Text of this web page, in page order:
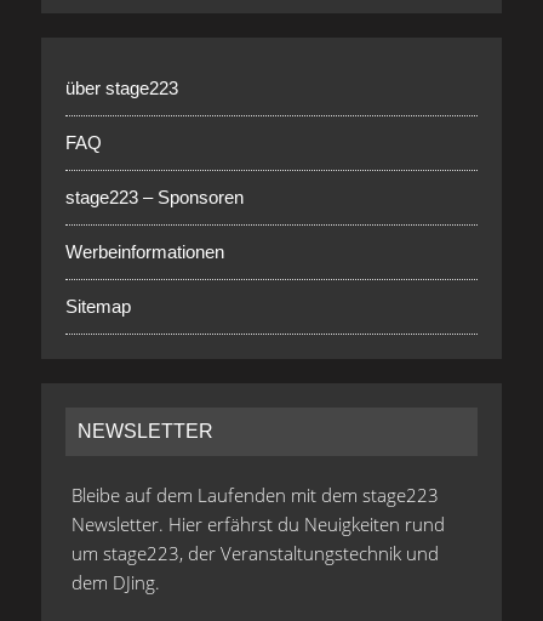
über stage223
FAQ
stage223 – Sponsoren
Werbeinformationen
Sitemap
NEWSLETTER
Bleibe auf dem Laufenden mit dem stage223
Newsletter. Hier erfährst du Neuigkeiten rund
um stage223, der Veranstaltungstechnik und
dem DJing.